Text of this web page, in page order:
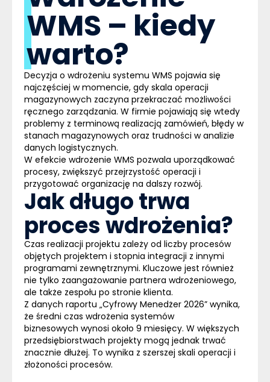
WMS – kiedy
warto?
Decyzja o wdrożeniu systemu WMS pojawia się
najczęściej w momencie, gdy skala operacji
magazynowych zaczyna przekraczać możliwości
ręcznego zarządzania. W firmie pojawiają się wtedy
problemy z terminową realizacją zamówień, błędy w
stanach magazynowych oraz trudności w analizie
danych logistycznych.
W efekcie wdrożenie WMS pozwala uporządkować
procesy, zwiększyć przejrzystość operacji i
przygotować organizację na dalszy rozwój.
Jak długo trwa
proces wdrożenia?
Czas realizacji projektu zależy od liczby procesów
objętych projektem i stopnia integracji z innymi
programami zewnętrznymi. Kluczowe jest również
nie tylko zaangażowanie partnera wdrożeniowego,
ale także zespołu po stronie klienta.
Z danych raportu „Cyfrowy Menedżer 2026” wynika,
że średni czas wdrożenia systemów
biznesowych wynosi około 9 miesięcy. W większych
przedsiębiorstwach projekty mogą jednak trwać
znacznie dłużej. To wynika z szerszej skali operacji i
złożoności procesów.